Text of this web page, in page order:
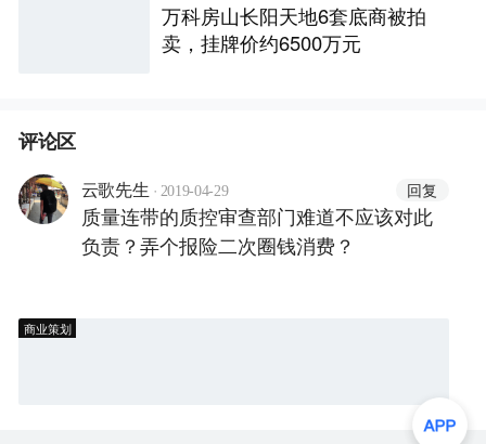
万科房山长阳天地6套底商被拍
卖，挂牌价约6500万元
评论区
云歌先生 · 2019-04-29 回复
质量连带的质控审查部门难道不应该对此
负责？弄个报险二次圈钱消费？
商业策划